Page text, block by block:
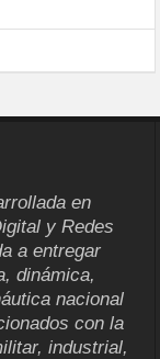
en
y Redes
a entregar
dinámica,
nacional
con la
industrial,